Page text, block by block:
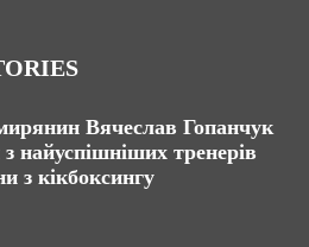
Вячеслав Гопанчук
найуспішніших тренерів
з кікбоксингу